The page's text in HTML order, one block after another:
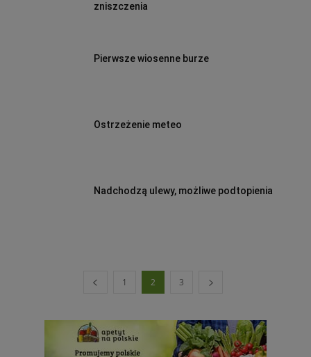
zniszczenia
Pierwsze wiosenne burze
Ostrzeżenie meteo
Nadchodzą ulewy, możliwe podtopienia
1 2 3